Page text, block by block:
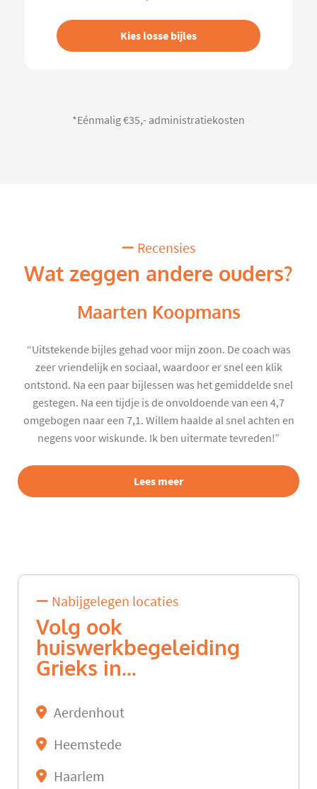
Kies losse bijles
*Eénmalig €35,- administratiekosten
Recensies
Wat zeggen andere ouders?
Maarten Koopmans
“Uitstekende bijles gehad voor mijn zoon. De coach was
zeer vriendelijk en sociaal, waardoor er snel een klik
ontstond. Na een paar bijlessen was het gemiddelde snel
gestegen. Na een tijdje is de onvoldoende van een 4,7
omgebogen naar een 7,1. Willem haalde al snel achten en
negens voor wiskunde. Ik ben uitermate tevreden!”
Lees meer
Nabijgelegen locaties
Volg ook
huiswerkbegeleiding
Grieks in...
Aerdenhout
Heemstede
Haarlem